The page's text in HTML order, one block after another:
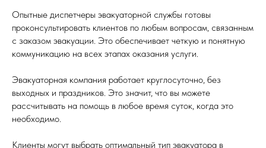
Опытные диспетчеры эвакуаторной службы готовы
проконсультировать клиентов по любым вопросам, связанным
с заказом эвакуации. Это обеспечивает четкую и понятную
коммуникацию на всех этапах оказания услуги.
Эвакуаторная компания работает круглосуточно, без
выходных и праздников. Это значит, что вы можете
рассчитывать на помощь в любое время суток, когда это
необходимо.
Клиенты могут выбрать оптимальный тип эвакуатора в